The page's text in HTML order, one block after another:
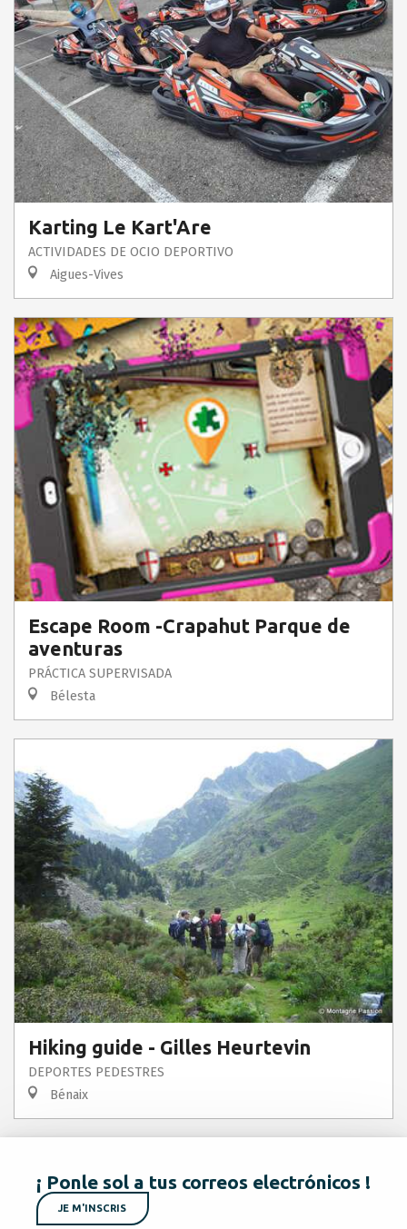
Karting Le Kart'Are
ACTIVIDADES DE OCIO DEPORTIVO
Aigues-Vives
Escape Room -Crapahut Parque de
aventuras
PRÁCTICA SUPERVISADA
Bélesta
Hiking guide - Gilles Heurtevin
DEPORTES PEDESTRES
Bénaix
¡ Ponle sol a tus correos electrónicos !
JE M'INSCRIS